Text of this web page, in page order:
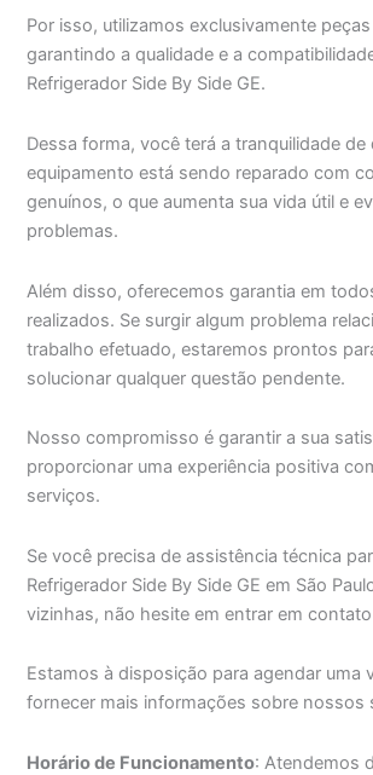
Por isso, utilizamos exclusivamente
garantindo a qualidade e a
Refrigerador Side By Side GE.
Dessa forma, você terá a tranquilidade de
equipamento está sendo reparado com
genuínos, o que aumenta sua vida útil e
problemas.
Além disso, oferecemos garantia em
realizados. Se surgir algum problema
trabalho efetuado, estaremos prontos
solucionar qualquer questão pendente.
Nosso compromisso é garantir a sua
proporcionar uma experiência positiva
serviços.
Se você precisa de assistência técnica
Refrigerador Side By Side GE em São
vizinhas, não hesite em entrar em
Estamos à disposição para agendar uma
fornecer mais informações sobre nossos
Horário de Funcionamento: Atendemos